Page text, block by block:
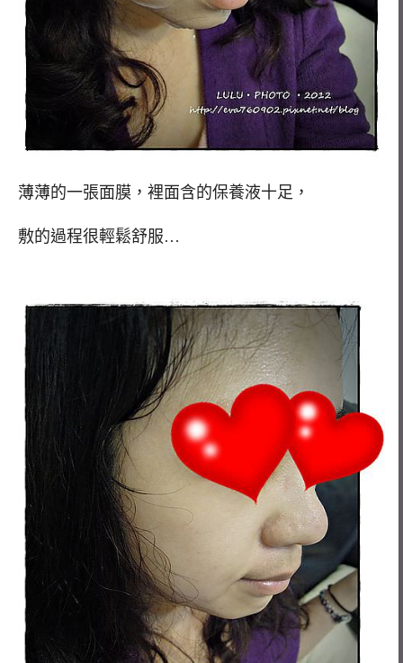
薄薄的一張面膜，裡面含的保養液十足，
敷的過程很輕鬆舒服…